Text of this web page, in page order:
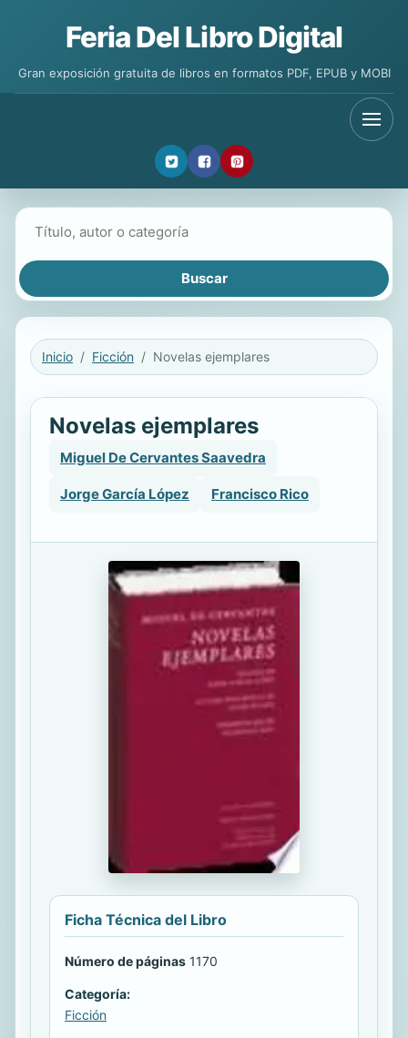
Feria Del Libro Digital
Gran exposición gratuita de libros en formatos PDF, EPUB y MOBI
Inicio Ficción Novelas ejemplares
Novelas ejemplares
Miguel De Cervantes Saavedra
Jorge García López Francisco Rico
Ficha Técnica del Libro
Número de páginas 1170
Categoría:
Ficción